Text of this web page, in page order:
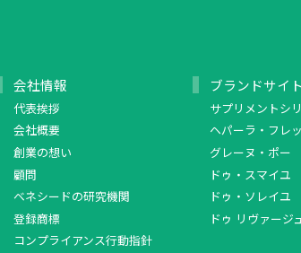
会社情報
代表挨拶
会社概要
創業の想い
顧問
ベネシードの研究機関
登録商標
コンプライアンス行動指針
ブランドサイト
サプリメントシ
ヘパーラ・フレ
グレーヌ・ポー
ドゥ・スマイユ
ドゥ・ソレイユ
ドゥ リヴァージ